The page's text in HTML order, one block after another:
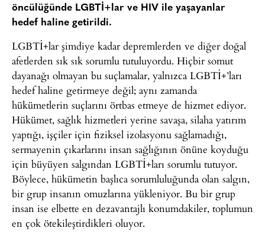
öncülüğünde LGBTİ+lar ve HIV ile yaşayanlar
hedef haline getirildi.
LGBTİ+lar şimdiye kadar depremlerden ve diğer doğal
afetlerden sık sık sorumlu tutuluyordu. Hiçbir somut
dayanağı olmayan bu suçlamalar, yalnızca LGBTİ+’ları
hedef haline getirmeye değil; aynı zamanda
hükümetlerin suçlarını örtbas etmeye de hizmet ediyor.
Hükümet, sağlık hizmetleri yerine savaşa, silaha yatırım
yaptığı, işçiler için fiziksel izolasyonu sağlamadığı,
sermayenin çıkarlarını insan sağlığının önüne koyduğu
için büyüyen salgından LGBTİ+ları sorumlu tutuyor.
Böylece, hükümetin başlıca sorumluluğunda olan salgın,
bir grup insanın omuzlarına yükleniyor. Bu bir grup
insan ise elbette en dezavantajlı konumdakiler, toplumun
en çok ötekileştirdikleri oluyor.